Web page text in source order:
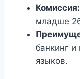
Комиссия:
младше
банкинг и
языков.